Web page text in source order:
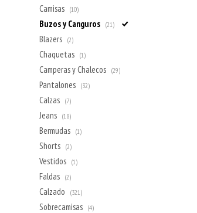
Camisas (10)
Buzos y Canguros (21)
Blazers (2)
Chaquetas (1)
Camperas y Chalecos (29)
Pantalones (32)
Calzas (7)
Jeans (18)
Bermudas (1)
Shorts (2)
Vestidos (1)
Faldas (2)
Calzado (321)
Sobrecamisas (4)